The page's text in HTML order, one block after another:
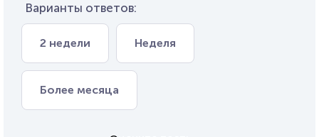
Варианты ответов:
2 недели Неделя
Более месяца